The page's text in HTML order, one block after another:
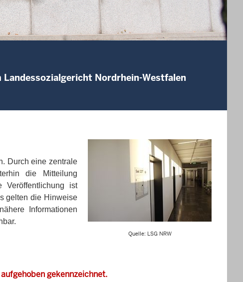
Nordrhein-Westfalen
Quelle: LSG NRW
Durch eine zentrale
die Mitteilung
Veröffentlichung ist
gelten die Hinweise
Informationen
gekennzeichnet.